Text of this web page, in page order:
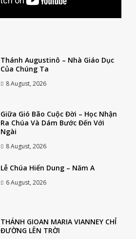
Thánh Augustinô – Nhà Giáo Dục
Của Chúng Ta
8 August, 2026
Giữa Gió Bão Cuộc Đời – Học Nhận
Ra Chúa Và Dám Bước Đến Với
Ngài
8 August, 2026
Lễ Chúa Hiển Dung – Năm A
6 August, 2026
THÁNH GIOAN MARIA VIANNEY CHỈ
ĐƯỜNG LÊN TRỜI